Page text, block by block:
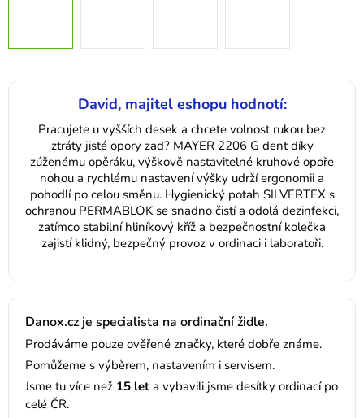
Danox.cz je specialista na ordinační židle.
Prodáváme pouze ověřené značky, které dobře známe.
Pomůžeme s výběrem, nastavením i servisem.
Jsme tu více než 15 let a vybavili jsme desítky ordinací po
celé ČR.
David, majitel eshopu hodnotí:
Pracujete u vyšších desek a chcete volnost rukou bez
ztráty jisté opory zad? MAYER 2206 G dent díky
zúženému opěráku, výškově nastavitelné kruhové opoře
nohou a rychlému nastavení výšky udrží ergonomii a
pohodlí po celou směnu. Hygienický potah SILVERTEX s
ochranou PERMABLOK se snadno čistí a odolá dezinfekci,
zatímco stabilní hliníkový kříž a bezpečnostní kolečka
zajistí klidný, bezpečný provoz v ordinaci i laboratoři.